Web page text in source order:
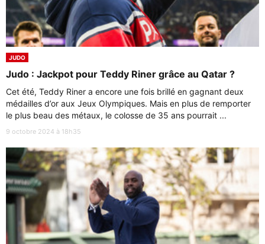
JUDO
Judo : Jackpot pour Teddy Riner grâce au Qatar ?
Cet été, Teddy Riner a encore une fois brillé en gagnant deux
médailles d’or aux Jeux Olympiques. Mais en plus de remporter
le plus beau des métaux, le colosse de 35 ans pourrait ...
9 octobre 2024 à 18h35